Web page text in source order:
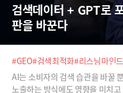
검색데이터 + GPT로
판을 바꾼다
#GEO#검색최적화#리스닝마인드
AI는 소비자의 검색 습관을 바꿀
노출하는 방식에도 영향을 미치